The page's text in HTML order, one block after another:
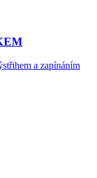
a zapínáním